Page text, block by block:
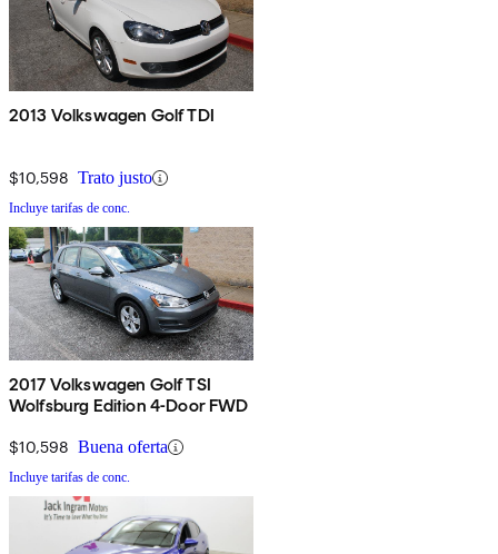
2013 Volkswagen Golf TDI
$10,598 Trato justo
Incluye tarifas de conc.
2017 Volkswagen Golf TSI
Wolfsburg Edition 4-Door FWD
$10,598 Buena oferta
Incluye tarifas de conc.